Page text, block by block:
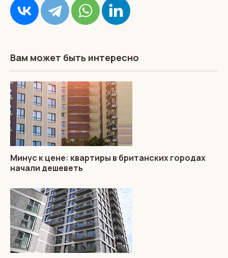
Вам может быть интересно
Минус к цене: квартиры в британских городах
начали дешеветь